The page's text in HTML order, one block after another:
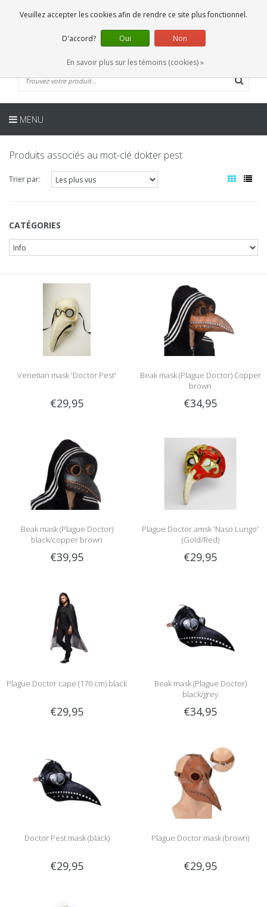
0 Articles
FR
MENU
Produits associés au mot-clé dokter pest
Trier par:
CATÉGORIES
Venetian mask 'Doctor Pest'
€29,95
Beak mask (Plague Doctor) Copper
brown
€34,95
Beak mask (Plague Doctor)
black/copper brown
€39,95
Plague Doctor amsk 'Naso Lungo'
(Gold/Red)
€29,95
Plague Doctor cape (170 cm) black
€29,95
Beak mask (Plague Doctor)
black/grey
€34,95
Doctor Pest mask (black)
€29,95
Plague Doctor mask (brown)
€29,95
Veuillez accepter les cookies afin de rendre ce site plus fonctionnel.
D'accord? Oui Non
En savoir plus sur les témoins (cookies) »